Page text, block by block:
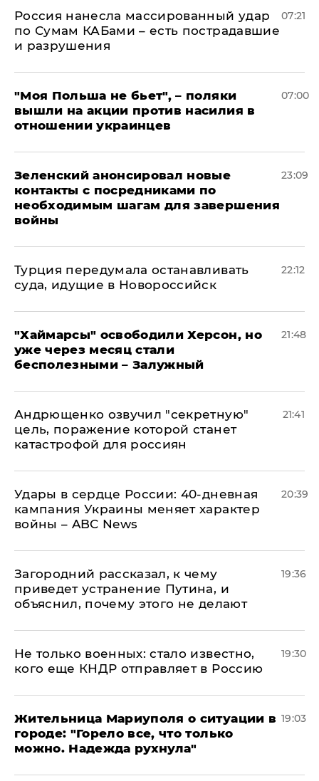
Россия нанесла массированный удар
по Сумам КАБами – есть пострадавшие
и разрушения
07:21
"Моя Польша не бьет", – поляки
вышли на акции против насилия в
отношении украинцев
07:00
Зеленский анонсировал новые
контакты с посредниками по
необходимым шагам для завершения
войны
23:09
Турция передумала останавливать
суда, идущие в Новороссийск
22:12
"Хаймарсы" освободили Херсон, но
уже через месяц стали
бесполезными – Залужный
21:48
Андрющенко озвучил "секретную"
цель, поражение которой станет
катастрофой для россиян
21:41
Удары в сердце России: 40-дневная
кампания Украины меняет характер
войны – ABC News
20:39
Загородний рассказал, к чему
приведет устранение Путина, и
объяснил, почему этого не делают
19:36
Не только военных: стало известно,
кого еще КНДР отправляет в Россию
19:30
Жительница Мариуполя о ситуации в
городе: "Горело все, что только
можно. Надежда рухнула"
19:03